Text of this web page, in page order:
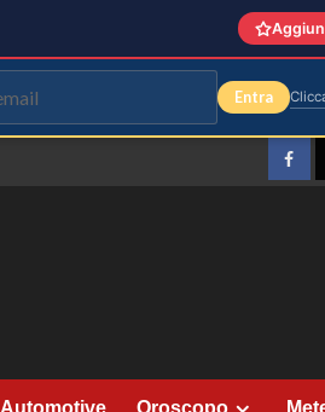
Automotive Oroscopo
Entra